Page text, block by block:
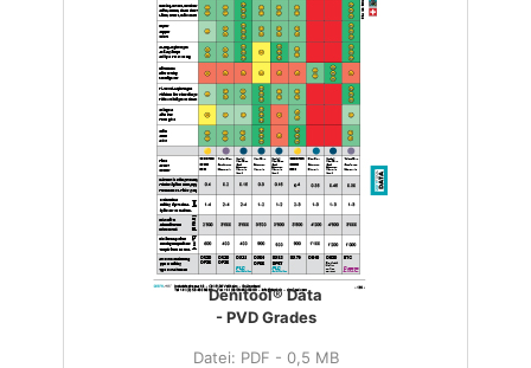
Denitool® Data
- PVD Grades
Datei: PDF - 0,5 MB